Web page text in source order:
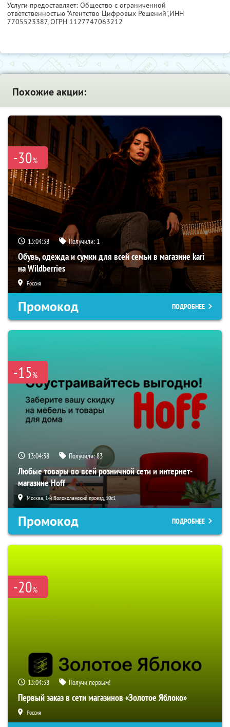
Услуги предоставляет: Общество с ограниченной
ответственностью "Агентство Цифровых Решений",ИНН
7705523387, ОГРН 1127747063212
Похожие акции:
-30%
13:04:37 Получили: 1
Обувь, одежда и сумки для всей семьи в магазине kari
на Wildberries
Россия
Промокод ПОДРОБНЕЕ
-15%
13:04:37 Получили:83
Любые товары во всей розничной сети и интернет-
магазине Hoff
Москва, 1-й Волоколамский проезд, 10с1
Промокод ПОДРОБНЕЕ
-20%
13:04:37 Получи первым!
Первый заказ в сети магазинов «Золотое Яблоко»
Россия